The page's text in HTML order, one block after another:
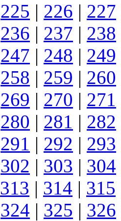
225 | 226 | 227
236 | 237 | 238
247 | 248 | 249
258 | 259 | 260
269 | 270 | 271
280 | 281 | 282
291 | 292 | 293
302 | 303 | 304
313 | 314 | 315
324 | 325 | 326